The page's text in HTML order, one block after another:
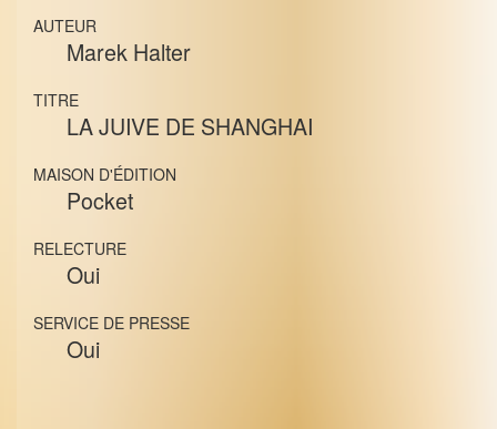
AUTEUR
Marek Halter
TITRE
LA JUIVE DE SHANGHAI
MAISON D'ÉDITION
Pocket
RELECTURE
Oui
SERVICE DE PRESSE
Oui